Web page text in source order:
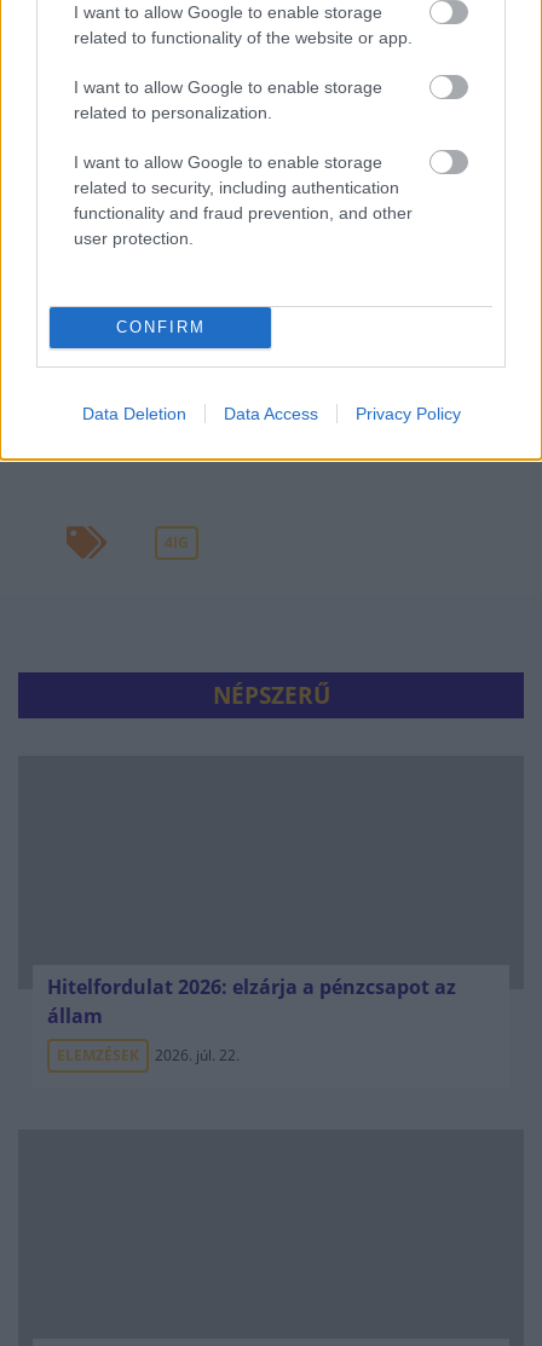
I want to allow Google to enable storage
related to functionality of the website or app.
I want to allow Google to enable storage
related to personalization.
I want to allow Google to enable storage
related to security, including authentication
functionality and fraud prevention, and other
user protection.
CONFIRM
Data Deletion Data Access Privacy Policy
igazgató-helyettese.
A megbeszélések középpontjában
a 4iG Űr és Védelmi Technológiák Zrt.
stratégiai képességei álltak,
különös tekintettel a védelmi és
tárgyalások során kiemelt figyelmet kapott a
lehetséges együttműködés az amerikai
a NATO- kompatibilis megoldások terén.
4IG
NÉPSZERŰ
Hitelfordulat 2026: elzárja a pénzcsapot az
állam
ELEMZÉSEK 2026. júl. 22.